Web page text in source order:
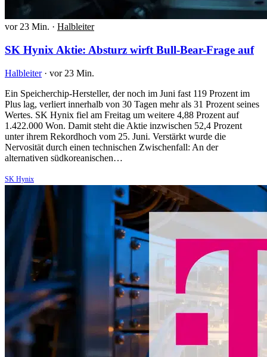
vor 23 Min. · Halbleiter
SK Hynix Aktie: Absturz wirft Bull-Bear-Frage auf
Halbleiter · vor 23 Min.
Ein Speicherchip-Hersteller, der noch im Juni fast 119 Prozent im
Plus lag, verliert innerhalb von 30 Tagen mehr als 31 Prozent seines
Wertes. SK Hynix fiel am Freitag um weitere 4,88 Prozent auf
1.422.000 Won. Damit steht die Aktie inzwischen 52,4 Prozent
unter ihrem Rekordhoch vom 25. Juni. Verstärkt wurde die
Nervosität durch einen technischen Zwischenfall: An der
alternativen südkoreanischen…
SK Hynix